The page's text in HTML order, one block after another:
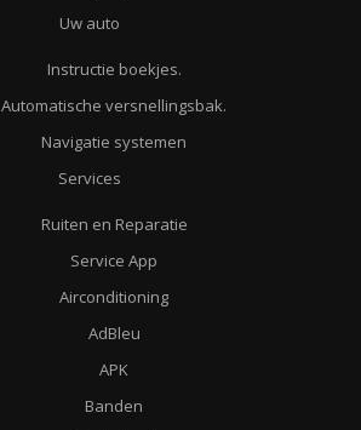
Uw auto
Instructie boekjes.
Automatische versnellingsbak.
Navigatie systemen
Services
Ruiten en Reparatie
Service App
Airconditioning
AdBleu
APK
Banden